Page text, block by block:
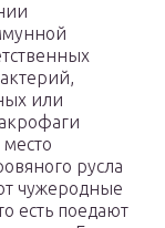
или
русла
чужеродные
есть поедают